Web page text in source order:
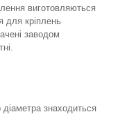
виготовляються
для кріплень
заводом
знаходиться